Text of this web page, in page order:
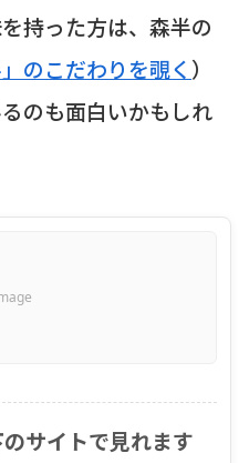
持った方は、森半の
のこだわりを覗く ）
のも面白いかもしれ
サイトで見れます